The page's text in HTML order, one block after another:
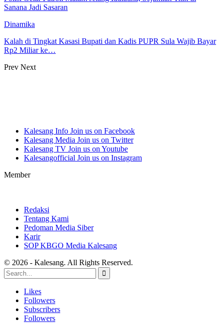
Sanana Jadi Sasaran
Dinamika
Kalah di Tingkat Kasasi Bupati dan Kadis PUPR Sula Wajib Bayar
Rp2 Miliar ke…
Prev Next
Kalesang Info Join us on Facebook
Kalesang Media Join us on Twitter
Kalesang TV Join us on Youtube
Kalesangofficial Join us on Instagram
Member
Redaksi
Tentang Kami
Pedoman Media Siber
Karir
SOP KBGO Media Kalesang
© 2026 - Kalesang. All Rights Reserved.
Likes
Followers
Subscribers
Followers